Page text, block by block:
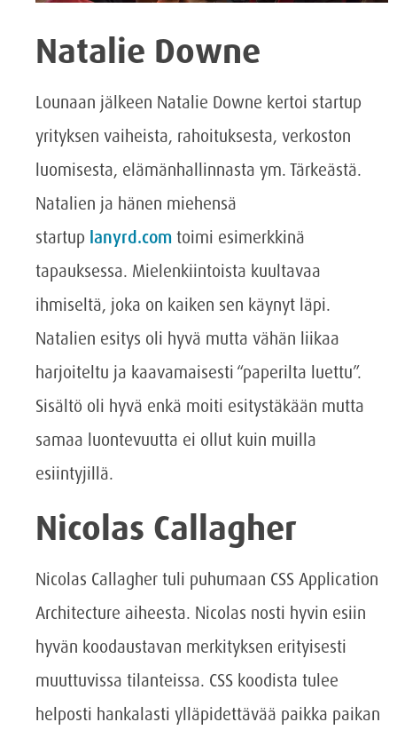
Natalie Downe
Lounaan jälkeen Natalie Downe kertoi startup
yrityksen vaiheista, rahoituksesta, verkoston
luomisesta, elämänhallinnasta ym. Tärkeästä.
Natalien ja hänen miehensä
startup lanyrd.com toimi esimerkkinä
tapauksessa. Mielenkiintoista kuultavaa
ihmiseltä, joka on kaiken sen käynyt läpi.
Natalien esitys oli hyvä mutta vähän liikaa
harjoiteltu ja kaavamaisesti “paperilta luettu”.
Sisältö oli hyvä enkä moiti esitystäkään mutta
samaa luontevuutta ei ollut kuin muilla
esiintyjillä.
Nicolas Callagher
Nicolas Callagher tuli puhumaan CSS Application
Architecture aiheesta. Nicolas nosti hyvin esiin
hyvän koodaustavan merkityksen erityisesti
muuttuvissa tilanteissa. CSS koodista tulee
helposti hankalasti ylläpidettävää paikka paikan